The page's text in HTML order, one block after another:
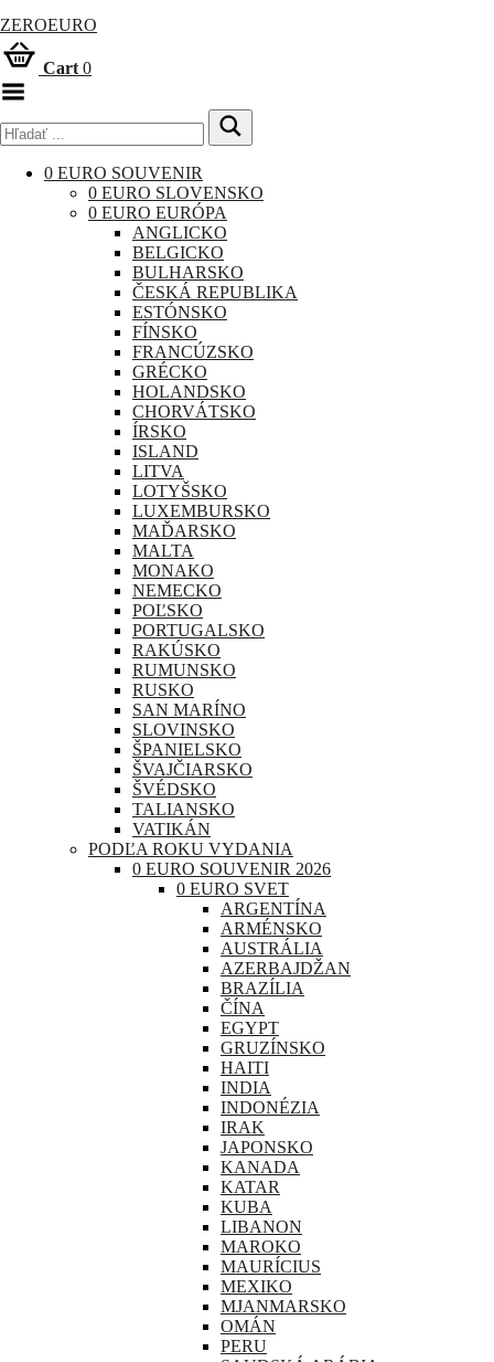
ZEROEURO
Cart 0
0 EURO SOUVENIR
0 EURO SLOVENSKO
0 EURO EURÓPA
ANGLICKO
BELGICKO
BULHARSKO
ČESKÁ REPUBLIKA
ESTÓNSKO
FÍNSKO
FRANCÚZSKO
GRÉCKO
HOLANDSKO
CHORVÁTSKO
ÍRSKO
ISLAND
LITVA
LOTYŠSKO
LUXEMBURSKO
MAĎARSKO
MALTA
MONAKO
NEMECKO
POĽSKO
PORTUGALSKO
RAKÚSKO
RUMUNSKO
RUSKO
SAN MARÍNO
SLOVINSKO
ŠPANIELSKO
ŠVAJČIARSKO
ŠVÉDSKO
TALIANSKO
VATIKÁN
PODĽA ROKU VYDANIA
0 EURO SOUVENIR 2026
0 EURO SVET
ARGENTÍNA
ARMÉNSKO
AUSTRÁLIA
AZERBAJDŽAN
BRAZÍLIA
ČÍNA
EGYPT
GRUZÍNSKO
HAITI
INDIA
INDONÉZIA
IRAK
JAPONSKO
KANADA
KATAR
KUBA
LIBANON
MAROKO
MAURÍCIUS
MEXIKO
MJANMARSKO
OMÁN
PERU